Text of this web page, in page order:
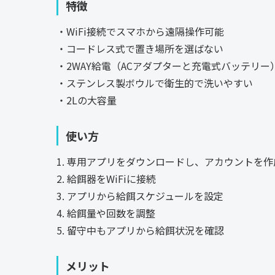
特徴
・WiFi接続でスマホから遠隔操作可能
・コードレス式で置き場所を選ばない
・2WAY給電（ACアダプターと充電式バッテリー
・ステンレス製ボウルで衛生的で洗いやすい
・2Lの大容量
使い方
1. 専用アプリをダウンロードし、アカウントを
2. 給餌器をWiFiに接続
3. アプリから給餌スケジュールを設定
4. 給餌量や回数を調整
5. 留守中もアプリから給餌状況を確認
メリット